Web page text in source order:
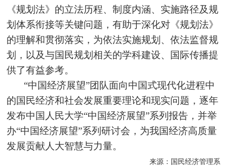
《规划法》的立法历程、制度内涵、实施路径及规
划体系衔接等关键问题，有助于深化对《规划法》
的理解和贯彻落实，为依法实施规划、依法监督规
划，以及与国民规划相关的学科建设、国际传播提
供了有益参考。
“中国经济展望”团队面向中国式现代化进程中
的国民经济和社会发展重要理论和现实问题，逐年
发布中国人民大学“中国经济展望”系列报告，并举
办“中国经济展望”系列研讨会，为我国经济高质量
发展贡献人大智慧与力量。
来源：国民经济管理系